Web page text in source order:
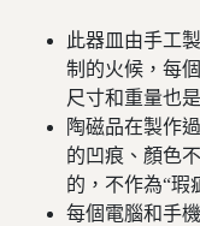
此器皿由手工
制的火候，每
尺寸和重量也
陶磁品在製作
的凹痕、顏色
的，不作為“瑕
每個電腦和手